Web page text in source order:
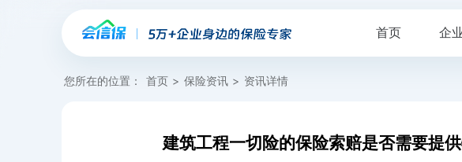
首页 企
您所在的位置： 首页 > 保险资讯 > 资讯详情
建筑工程一切险的保险索赔是否需要提